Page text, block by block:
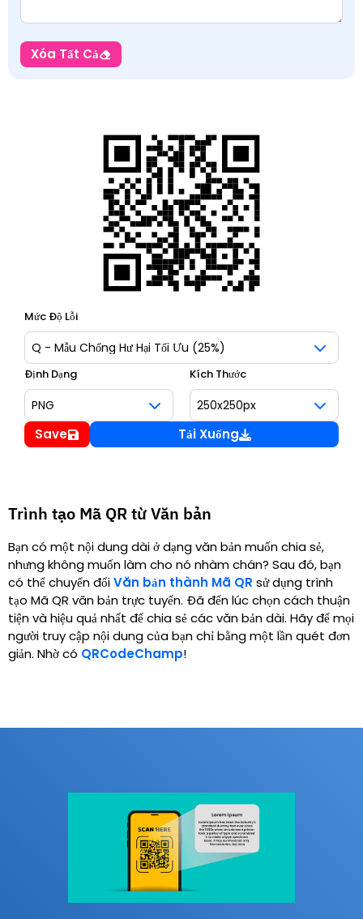
Xóa Tất Cả
Mức Độ Lỗi
Định Dạng Kích Thước
Save Tải Xuống
Trình tạo Mã QR từ Văn bản
Bạn có một nội dung dài ở dạng văn bản muốn chia sẻ,
nhưng không muốn làm cho nó nhàm chán? Sau đó, bạn
có thể chuyển đổiVăn bản thành Mã QR sử dụng trình
tạo Mã QR văn bản trực tuyến. Đã đến lúc chọn cách thuận
tiện và hiệu quả nhất để chia sẻ các văn bản dài. Hãy để mọi
người truy cập nội dung của bạn chỉ bằng một lần quét đơn
giản. Nhờ có QRCodeChamp!